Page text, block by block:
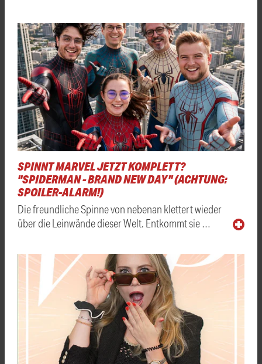
SPINNT MARVEL JETZT KOMPLETT?
"SPIDERMAN - BRAND NEW DAY" (ACHTUNG:
SPOILER-ALARM!)
Die freundliche Spinne von nebenan klettert wieder
über die Leinwände dieser Welt. Entkommt sie …